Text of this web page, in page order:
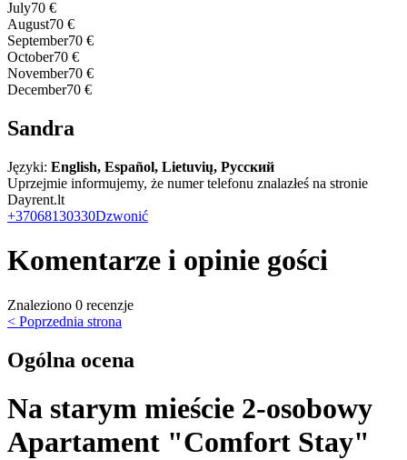
July70 €
August70 €
September70 €
October70 €
November70 €
December70 €
Sandra
Języki: English, Español, Lietuvių, Русский
Uprzejmie informujemy, że numer telefonu znalazłeś na stronie
Dayrent.lt
+37068130330Dzwonić
Komentarze i opinie gości
Znaleziono 0 recenzje
< Poprzednia strona
Ogólna ocena
Na starym mieście 2-osobowy
Apartament "Comfort Stay"